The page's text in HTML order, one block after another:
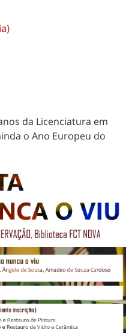
da Licenciatura em
o Ano Europeu do